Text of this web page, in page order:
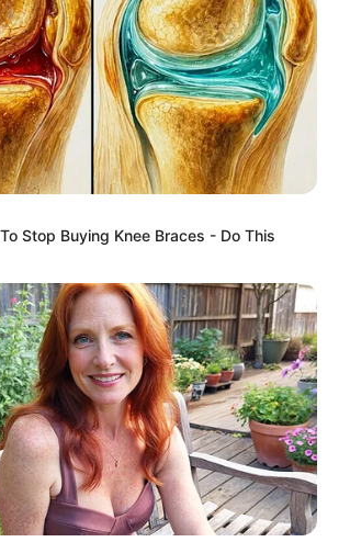
Life In 15 Minutes—Wife's
Stop Buying Knee Braces - Do This